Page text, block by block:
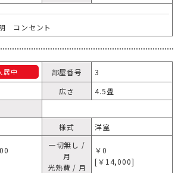
コンセント
居中 部屋番号
3
広さ
4.5畳
様式 洋室
一切無し /
月
光熱費 / 月
￥0
[￥14,000]